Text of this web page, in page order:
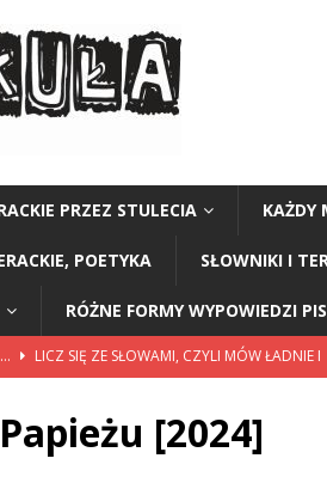
PRZEZ STULECIA KAŻDY
POETYKA SŁOWNIKI I
RÓŻNE FORMY WYPOWIEDZI
LICZ SIĘ ZE SŁOWAMI, CZYLI MÓW ŁADNIE I
BEZ KATEGORII[2024]